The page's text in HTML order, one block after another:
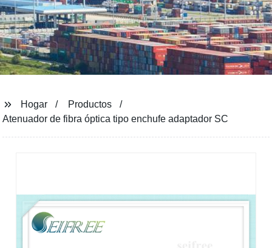
Hogar
Productos
Atenuador de fibra óptica tipo enchufe adaptador SC